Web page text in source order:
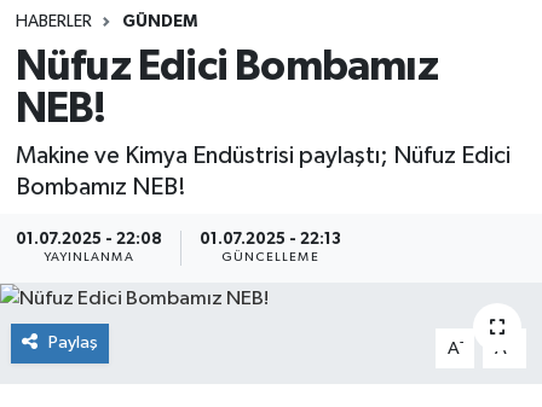
HABERLER GÜNDEM
Nüfuz Edici Bombamız
NEB!
Makine ve Kimya Endüstrisi paylaştı; Nüfuz Edici
Bombamız NEB!
01.07.2025 - 22:08
YAYINLANMA
01.07.2025 - 22:13
GÜNCELLEME
Paylaş A- A
YARIŞMA/ETKİNLİKLER
ANKET
MEVZUAT/KARARLAR